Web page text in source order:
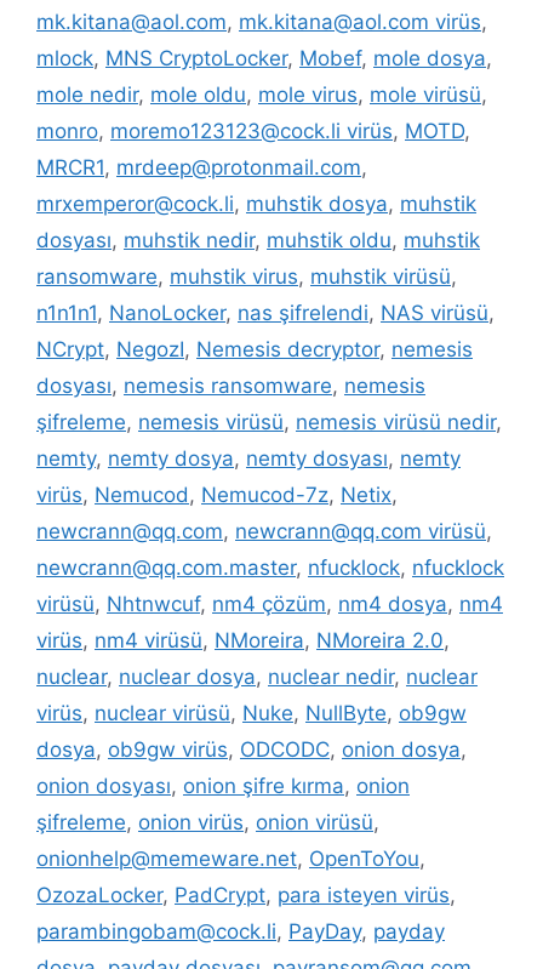
mk.kitana@aol.com, mk.kitana@aol.com virüs,
mlock, MNS CryptoLocker, Mobef, mole dosya,
mole nedir, mole oldu, mole virus, mole virüsü,
monro, moremo123123@cock.li virüs, MOTD,
MRCR1, mrdeep@protonmail.com,
mrxemperor@cock.li, muhstik dosya, muhstik
dosyası, muhstik nedir, muhstik oldu, muhstik
ransomware, muhstik virus, muhstik virüsü,
n1n1n1, NanoLocker, nas şifrelendi, NAS virüsü,
NCrypt, NegozI, Nemesis decryptor, nemesis
dosyası, nemesis ransomware, nemesis
şifreleme, nemesis virüsü, nemesis virüsü nedir,
nemty, nemty dosya, nemty dosyası, nemty
virüs, Nemucod, Nemucod-7z, Netix,
newcrann@qq.com, newcrann@qq.com virüsü,
newcrann@qq.com.master, nfucklock, nfucklock
virüsü, Nhtnwcuf, nm4 çözüm, nm4 dosya, nm4
virüs, nm4 virüsü, NMoreira, NMoreira 2.0,
nuclear, nuclear dosya, nuclear nedir, nuclear
virüs, nuclear virüsü, Nuke, NullByte, ob9gw
dosya, ob9gw virüs, ODCODC, onion dosya,
onion dosyası, onion şifre kırma, onion
şifreleme, onion virüs, onion virüsü,
onionhelp@memeware.net, OpenToYou,
OzozaLocker, PadCrypt, para isteyen virüs,
parambingobam@cock.li, PayDay, payday